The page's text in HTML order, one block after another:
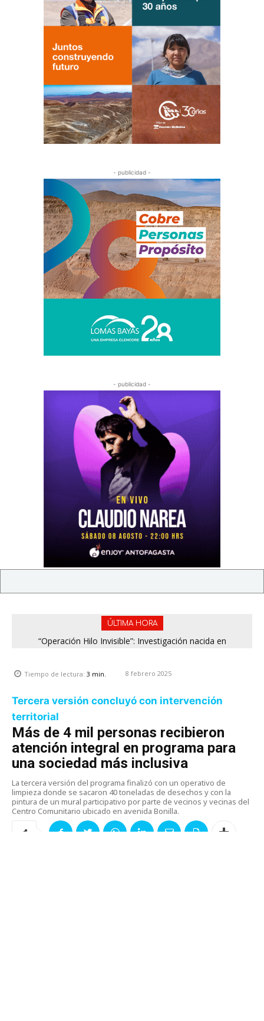
- publicidad -
- publicidad -